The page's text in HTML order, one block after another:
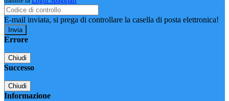
E-mail inviata, si prega di controllare la casella di posta elettronica!
Errore
Chiudi
Successo
Chiudi
Informazione